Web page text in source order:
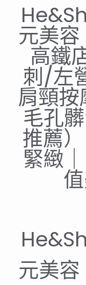
元美
高鐵
刺/左
肩頸
毛孔
推薦
緊緻
元美